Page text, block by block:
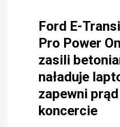
Ford E-
Pro Power
zasili
naładuje
zapewni
koncercie